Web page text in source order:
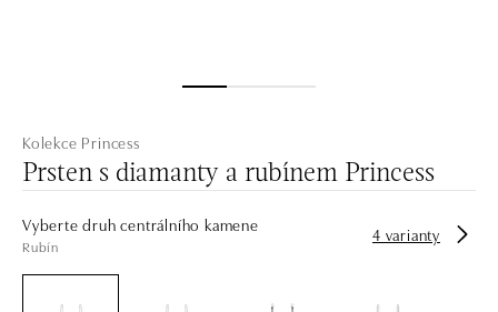
Kolekce Princess
Prsten s diamanty a rubínem Princess
Vyberte druh centrálního kamene
Rubín
4 varianty